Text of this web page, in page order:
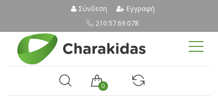
Σύνδεση
Εγγραφή
210.57.69.078
0